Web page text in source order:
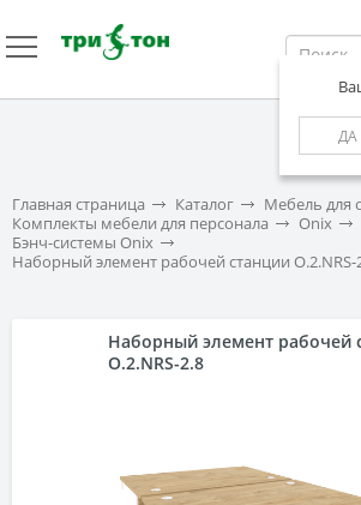
ДА
Главная страница Каталог
Мебель для
Комплекты мебели для персонала
Onix
Бэнч-системы Onix
Наборный элемент рабочей станции O.2.NRS-
Наборный элемент рабочей
O.2.NRS-2.8